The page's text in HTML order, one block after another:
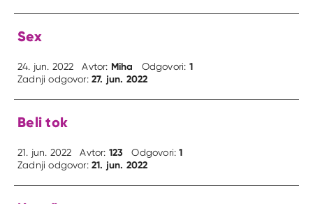
Sex
24. jun. 2022 Avtor: Miha Odgovori: 1
Zadnji odgovor:27. jun. 2022
Beli tok
21. jun. 2022 Avtor: 123 Odgovori:1
Zadnji odgovor:21. jun. 2022